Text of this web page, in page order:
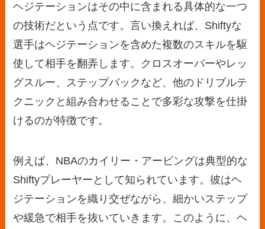
ヘジテーションはその中に含まれる具体的な一つ
の技術だという点です。言い換えれば、Shiftyな
選手はヘジテーションを含めた複数のスキルを駆
使して相手を翻弄します。クロスオーバーやレッ
グスルー、ステップバックなど、他のドリブルテ
クニックと組み合わせることで多彩な攻撃を仕掛
けるのが特徴です。
例えば、NBAのカイリー・アービングは典型的な
Shiftyプレーヤーとして知られています。彼はヘ
ジテーションを織り交ぜながら、細かいステップ
や緩急で相手を抜いていきます。このように、ヘ